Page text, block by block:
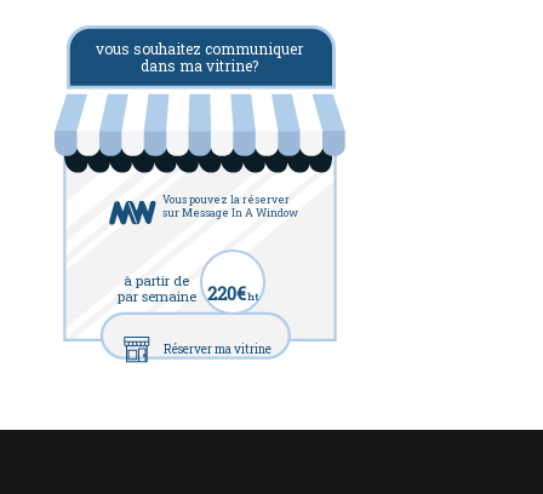
vous souhaitez communiquer
dans ma vitrine?
Vous pouvez la réserver
sur Message In A Window
à partir de
par semaine 220€ht
Réserver ma vitrine